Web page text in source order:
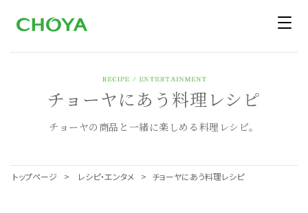
チョーヤにあう料理レシピ
チョーヤの商品と一緒に楽しめる料理レシピ。
トップページ レシピ・エンタメ チョーヤにあう料理レシピ